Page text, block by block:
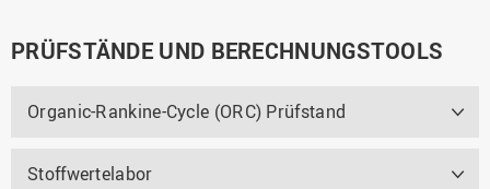
PRÜFSTÄNDE UND BERECHNUNGSTOOLS
Organic-Rankine-Cycle (ORC) Prüfstand
Stoffwertelabor